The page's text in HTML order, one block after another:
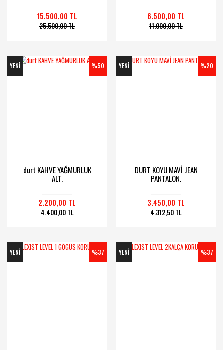
15.500,00 TL
25.500,00 TL
6.500,00 TL
11.000,00 TL
YENİ %50
durt KAHVE YAĞMURLUK
ALT.
2.200,00 TL
4.400,00 TL
YENİ %20
DURT KOYU MAVİ JEAN
PANTALON.
3.450,00 TL
4.312,50 TL
YENİ %37 YENİ %37